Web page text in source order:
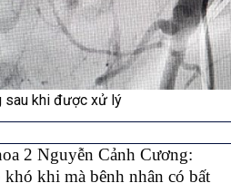
sau khi được xử lý
2 Nguyễn Cảnh Cương:
khi mà bệnh nhân có bất